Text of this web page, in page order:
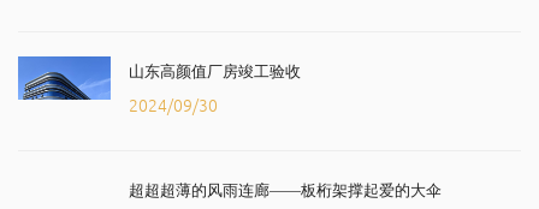
山东高颜值厂房竣工验收
2024/09/30
超超超薄的风雨连廊——板桁架撑起爱的大伞